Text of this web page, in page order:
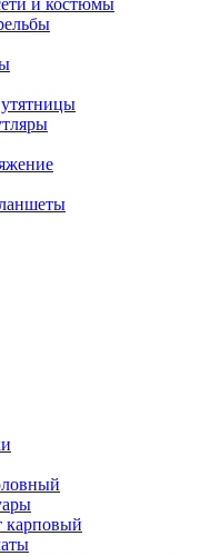
и костюмы
карповый